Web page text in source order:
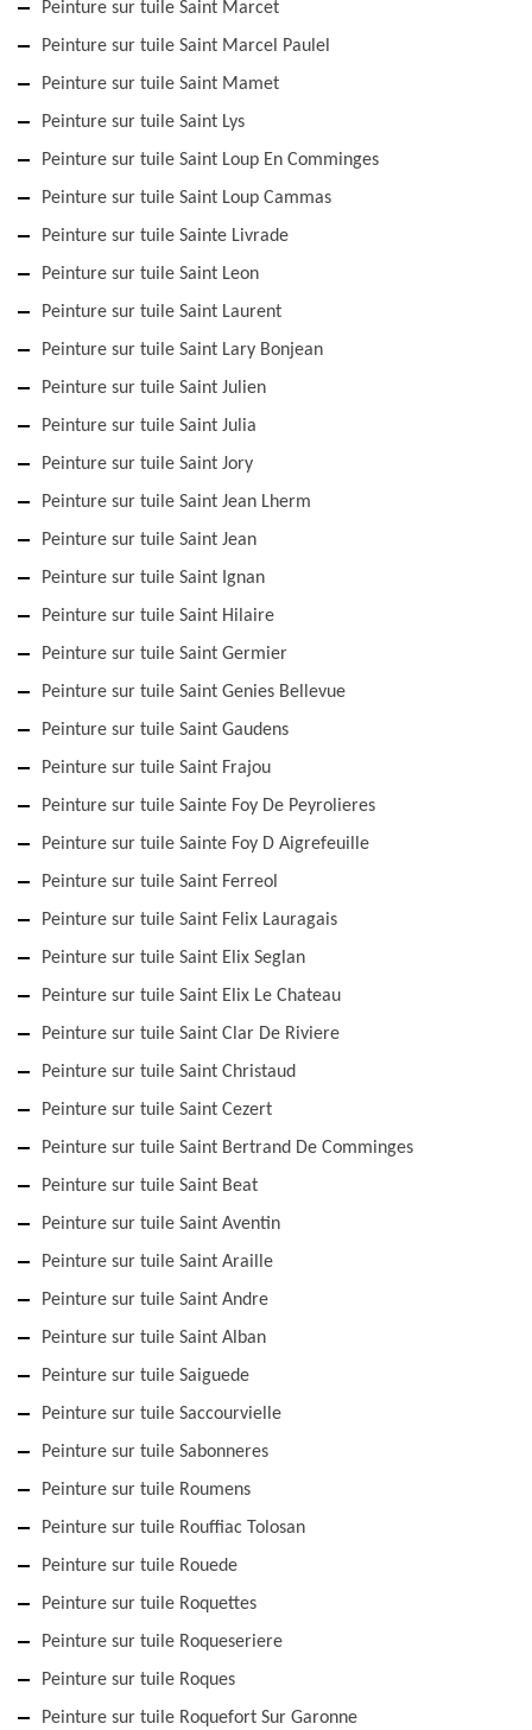
Peinture sur tuile Saint Marcet
Peinture sur tuile Saint Marcel Paulel
Peinture sur tuile Saint Mamet
Peinture sur tuile Saint Lys
Peinture sur tuile Saint Loup En Comminges
Peinture sur tuile Saint Loup Cammas
Peinture sur tuile Sainte Livrade
Peinture sur tuile Saint Leon
Peinture sur tuile Saint Laurent
Peinture sur tuile Saint Lary Bonjean
Peinture sur tuile Saint Julien
Peinture sur tuile Saint Julia
Peinture sur tuile Saint Jory
Peinture sur tuile Saint Jean Lherm
Peinture sur tuile Saint Jean
Peinture sur tuile Saint Ignan
Peinture sur tuile Saint Hilaire
Peinture sur tuile Saint Germier
Peinture sur tuile Saint Genies Bellevue
Peinture sur tuile Saint Gaudens
Peinture sur tuile Saint Frajou
Peinture sur tuile Sainte Foy De Peyrolieres
Peinture sur tuile Sainte Foy D Aigrefeuille
Peinture sur tuile Saint Ferreol
Peinture sur tuile Saint Felix Lauragais
Peinture sur tuile Saint Elix Seglan
Peinture sur tuile Saint Elix Le Chateau
Peinture sur tuile Saint Clar De Riviere
Peinture sur tuile Saint Christaud
Peinture sur tuile Saint Cezert
Peinture sur tuile Saint Bertrand De Comminges
Peinture sur tuile Saint Beat
Peinture sur tuile Saint Aventin
Peinture sur tuile Saint Araille
Peinture sur tuile Saint Andre
Peinture sur tuile Saint Alban
Peinture sur tuile Saiguede
Peinture sur tuile Saccourvielle
Peinture sur tuile Sabonneres
Peinture sur tuile Roumens
Peinture sur tuile Rouffiac Tolosan
Peinture sur tuile Rouede
Peinture sur tuile Roquettes
Peinture sur tuile Roqueseriere
Peinture sur tuile Roques
Peinture sur tuile Roquefort Sur Garonne